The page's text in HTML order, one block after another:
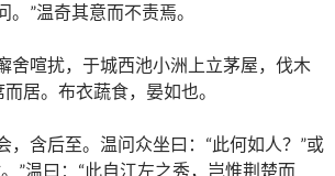
”温奇其意而不责焉。
舍喧扰，于城西池小洲上立茅屋，伐木
居。布衣蔬食，晏如也。
，含后至。温问众坐曰：“此何如人？”或
”温曰：“此自江左之秀，岂惟荆楚而